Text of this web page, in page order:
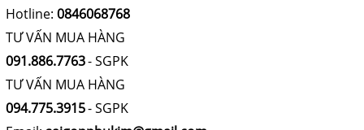
Hotline: 0846068768
TƯ VẤN MUA HÀNG
091.886.7763- SGPK
TƯ VẤN MUA HÀNG
094.775.3915- SGPK